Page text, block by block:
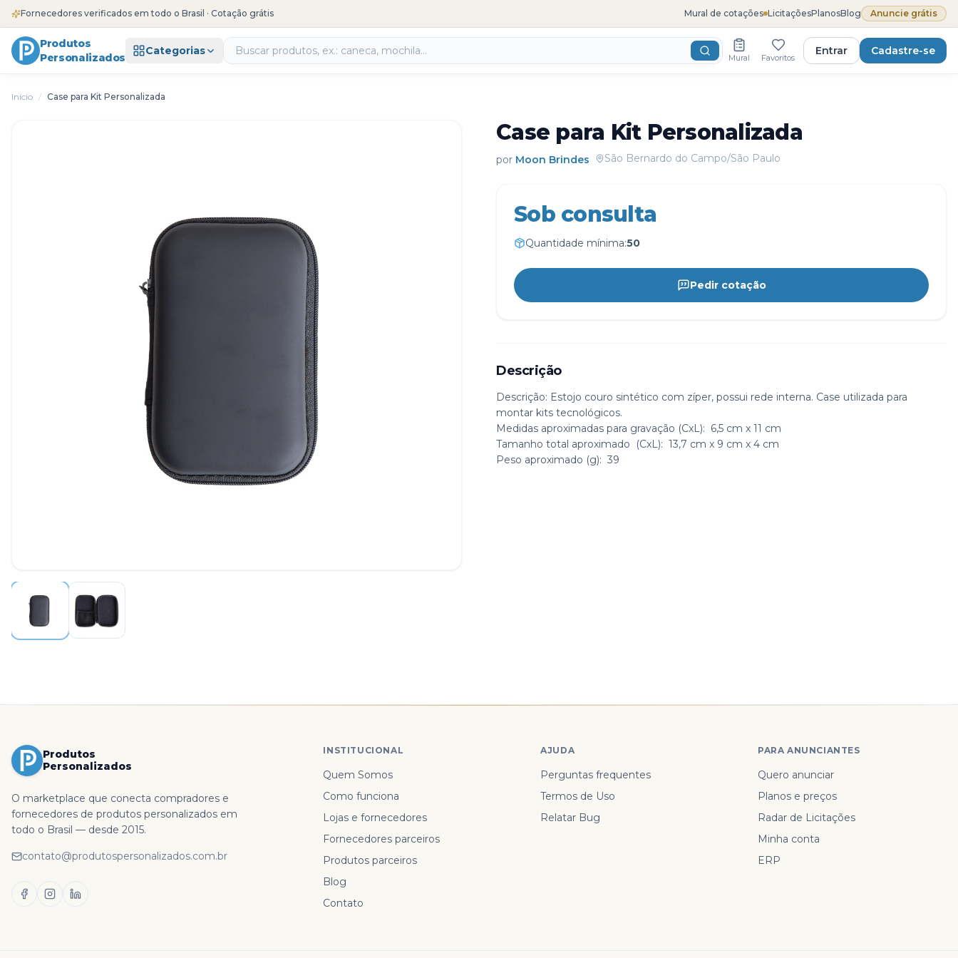
Fornecedores verificados em todo o Brasil · Cotação grátis Mural de cotações LicitaçõesPlanosBlog Anuncie grátis
Produtos
Personalizados
Categorias
Mural Favoritos
Entrar Cadastre-se
Início / Case para Kit Personalizada
Case para Kit Personalizada
por Moon Brindes São Bernardo do Campo/São Paulo
Sob consulta
Quantidade mínima:50
Pedir cotação
Descrição
Descrição: Estojo couro sintético com zíper, possui rede interna. Case utilizada para
montar kits tecnológicos.
Medidas aproximadas para gravação (CxL): 6,5 cm x 11 cm
Tamanho total aproximado
(CxL): 13,7 cm x 9 cm x 4 cm
Peso aproximado (g): 39
Produtos
Personalizados
O marketplace que conecta compradores e
fornecedores de produtos personalizados em
todo o Brasil — desde 2015.
contato@produtospersonalizados.com.br
INSTITUCIONAL
Quem Somos
Como funciona
Lojas e fornecedores
Fornecedores parceiros
Produtos parceiros
Blog
Contato
AJUDA
Perguntas frequentes
Termos de Uso
Relatar Bug
PARA ANUNCIANTES
Quero anunciar
Planos e preços
Radar de Licitações
Minha conta
ERP